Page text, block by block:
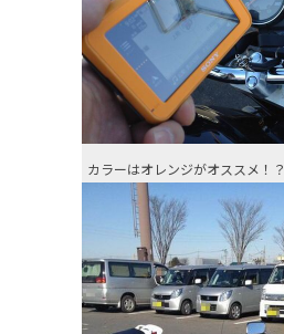
カラーはオレンジがオススメ！？